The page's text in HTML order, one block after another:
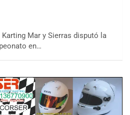
Mar y Sierras disputó la
en…